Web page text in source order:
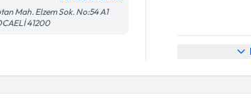
Mah. Elzem Sok. No:54 A1
41200